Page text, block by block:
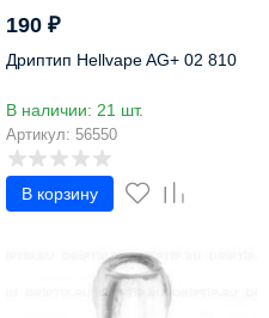
190₽
Дриптип Hellvape AG+ 02 810
В наличии: 21 шт.
Артикул: 56550
В корзину